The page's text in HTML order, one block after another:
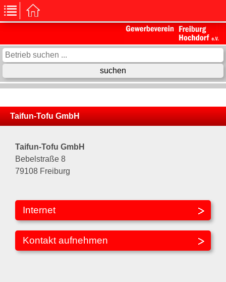
Taifun-Tofu GmbH
Taifun-Tofu GmbH
Bebelstraße 8
79108 Freiburg
Internet
Kontakt aufnehmen